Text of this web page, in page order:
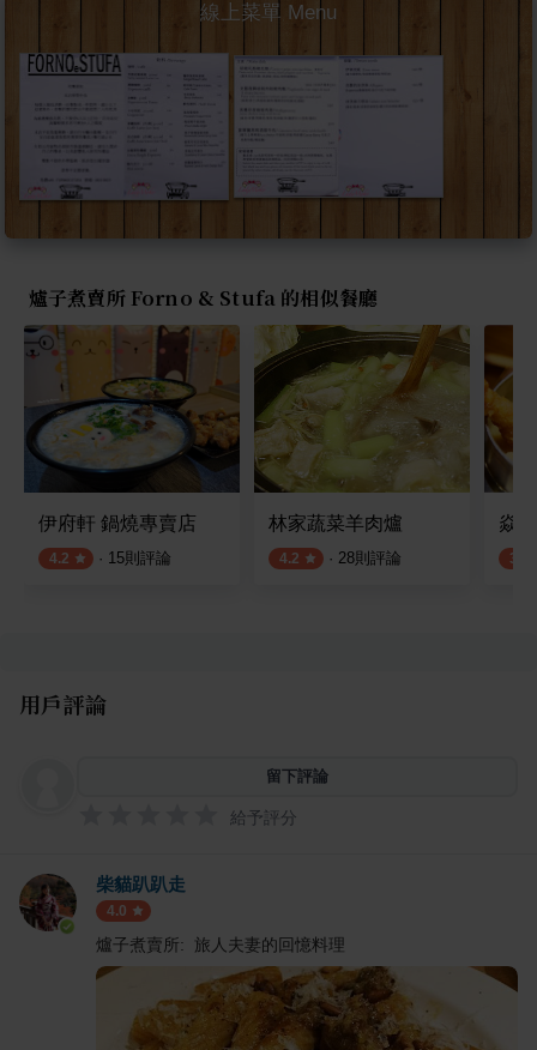
線上菜單 Menu
爐子煮賣所 Forno & Stufa 的相似餐廳
伊府軒 鍋燒專賣店
4.2 · 15則評論
林家蔬菜羊肉爐
4.2 · 28則評論
焱
3.8
用戶評論
留下評論
給予評分
柴貓趴趴走
4.0
爐子煮賣所: 旅人夫妻的回憶料理